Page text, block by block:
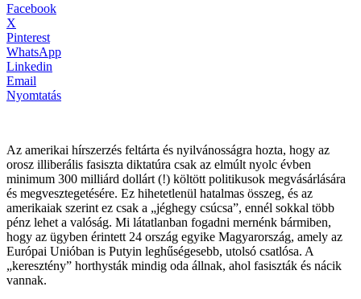
Facebook
X
Pinterest
WhatsApp
Linkedin
Email
Nyomtatás
Az amerikai hírszerzés feltárta és nyilvánosságra hozta, hogy az
orosz illiberális fasiszta diktatúra csak az elmúlt nyolc évben
minimum 300 milliárd dollárt (!) költött politikusok megvásárlására
és megvesztegetésére. Ez hihetetlenül hatalmas összeg, és az
amerikaiak szerint ez csak a „jéghegy csúcsa”, ennél sokkal több
pénz lehet a valóság. Mi látatlanban fogadni mernénk bármiben,
hogy az ügyben érintett 24 ország egyike Magyarország, amely az
Európai Unióban is Putyin leghűségesebb, utolsó csatlósa. A
„keresztény” horthysták mindig oda állnak, ahol fasiszták és nácik
vannak.